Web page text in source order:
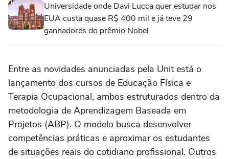
Universidade onde Davi Lucca quer estudar nos
EUA custa quase R$ 400 mil e já teve 29
ganhadores do prêmio Nobel
Entre as novidades anunciadas pela Unit está o
lançamento dos cursos de Educação Física e
Terapia Ocupacional, ambos estruturados dentro da
metodologia de Aprendizagem Baseada em
Projetos (ABP). O modelo busca desenvolver
competências práticas e aproximar os estudantes
de situações reais do cotidiano profissional. Outros